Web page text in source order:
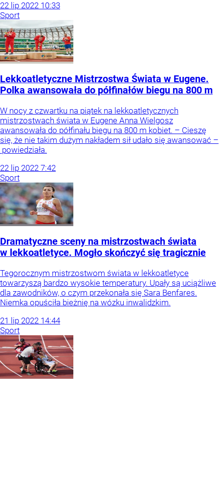
22 lip 2022 10:33
Sport
Lekkoatletyczne Mistrzostwa Świata w Eugene.
Polka awansowała do półfinałów biegu na 800 m
W nocy z czwartku na piątek na lekkoatletycznych
mistrzostwach świata w Eugene Anna Wielgosz
awansowała do półfinału biegu na 800 m kobiet. – Cieszę
się, że nie takim dużym nakładem sił udało się awansować –
powiedziała.
22 lip 2022 7:42
Sport
Dramatyczne sceny na mistrzostwach świata
w lekkoatletyce. Mogło skończyć się tragicznie
Tegorocznym mistrzostwom świata w lekkoatletyce
towarzyszą bardzo wysokie temperatury. Upały są uciążliwe
dla zawodników, o czym przekonała się Sara Benfares.
Niemka opuściła bieżnię na wózku inwalidzkim.
21 lip 2022 14:44
Sport